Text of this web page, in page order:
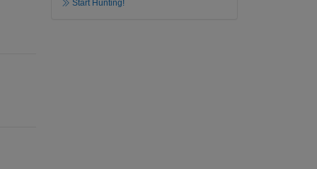
Start Hunting!